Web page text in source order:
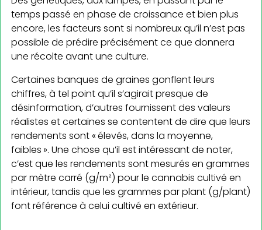
temps passé en phase de croissance et bien plus
encore, les facteurs sont si nombreux qu’il n’est pas
possible de prédire précisément ce que donnera
une récolte avant une culture.
Certaines banques de graines gonflent leurs
chiffres, à tel point qu’il s’agirait presque de
désinformation, d’autres fournissent des valeurs
réalistes et certaines se contentent de dire que leurs
rendements sont « élevés, dans la moyenne,
faibles ». Une chose qu’il est intéressant de noter,
c’est que les rendements sont mesurés en grammes
par mètre carré (g/m²) pour le cannabis cultivé en
intérieur, tandis que les grammes par plant (g/plant)
font référence à celui cultivé en extérieur.